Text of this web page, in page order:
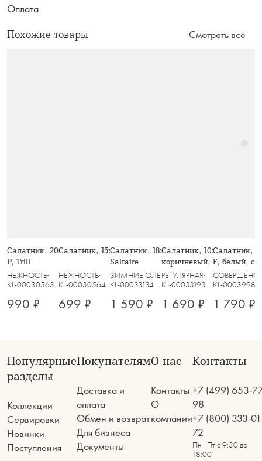
Оплата
Похожие товары Смотреть все
Салатник, 20х8 см, 910 мл, стекло
Р, Trill
НЕЖНОСТЬ
KL-00030563
990 ₽
Салатник, 15х6 см, стекло Р, Trill
НЕЖНОСТЬ
KL-00030564
699 ₽
Салатник, 18х9 см, 1 л, стекло Р,
Saltaire
ЗИМНИЕ ОЛЕНИ
KL-00033134
1 590 ₽
Салатник, 10х17 см, 1,1 л,
коричневый, Узоры,
РЕГУЛЯРНАЯ
KL-00033193
1 690 ₽
Салатник,
F, белый, с
Lotus silver
KL-00039984
1 790 ₽
Популярные
разделы
Коллекции
Сервировки
Новинки
Поступления
Покупателям
Доставка и
оплата
Обмен и возврат
Для бизнеса
Документы
О нас
Контакты
О
компании
Контакты
+7 (499) 653-
98
+7 (800) 333-
72
Пн - Пт с 9:30 до
18:00